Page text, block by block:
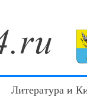
Литература и